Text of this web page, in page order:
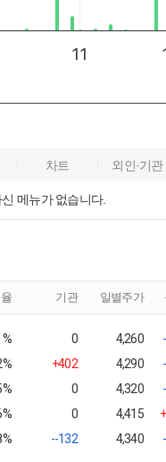
차트 외인·기관
메뉴가 없습니다.
기관 일별주가
0 4,260
+402 4,290
0 4,320
0 4,415
--132 4,340